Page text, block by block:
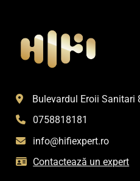
Bulevardul Eroii Sanitari
0758818181
info@hifiexpert.ro
Contactează un expert